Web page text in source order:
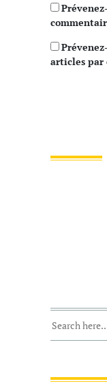
articles par